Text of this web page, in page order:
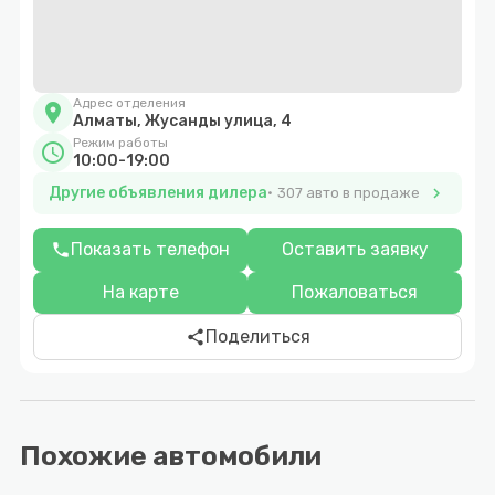
location_on Адрес отделения
Алматы, Жусанды улица, 4
schedule Режим работы
10:00-19:00
Другие объявления дилера
307 авто в продаже chevron_right
phoneПоказать телефон Оставить заявку
На карте Пожаловаться
shareПоделиться
Похожие автомобили